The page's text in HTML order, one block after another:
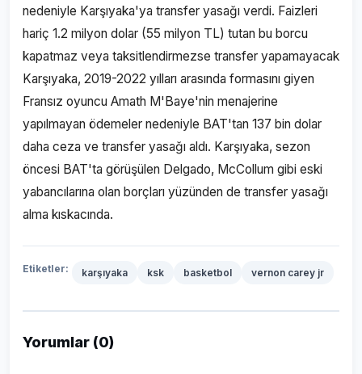
nedeniyle Karşıyaka'ya transfer yasağı verdi. Faizleri
hariç 1.2 milyon dolar (55 milyon TL) tutan bu borcu
kapatmaz veya taksitlendirmezse transfer yapamayacak
Karşıyaka, 2019-2022 yılları arasında formasını giyen
Fransız oyuncu Amath M'Baye'nin menajerine
yapılmayan ödemeler nedeniyle BAT'tan 137 bin dolar
daha ceza ve transfer yasağı aldı. Karşıyaka, sezon
öncesi BAT'ta görüşülen Delgado, McCollum gibi eski
yabancılarına olan borçları yüzünden de transfer yasağı
alma kıskacında.
Etiketler: karşıyaka ksk basketbol vernon carey jr
Yorumlar (0)